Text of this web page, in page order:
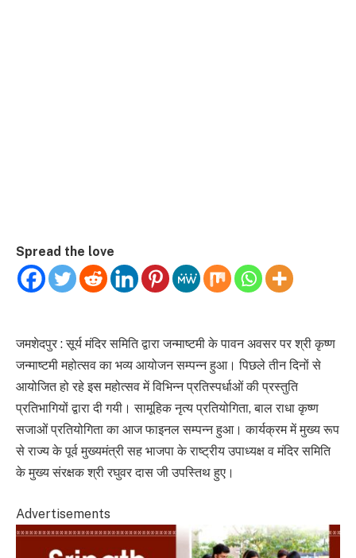
Spread the love
जमशेदपुर : सूर्य मंदिर समिति द्वारा जन्माष्टमी के पावन अवसर पर श्री कृष्ण
जन्माष्टमी महोत्सव का भव्य आयोजन सम्पन्न हुआ। पिछले तीन दिनों से
आयोजित हो रहे इस महोत्सव में विभिन्न प्रतिस्पर्धाओं की प्रस्तुति
प्रतिभागियों द्वारा दी गयी। सामूहिक नृत्य प्रतियोगिता, बाल राधा कृष्ण
सजाओं प्रतियोगिता का आज फाइनल सम्पन्न हुआ। कार्यक्रम में मुख्य रूप
से राज्य के पूर्व मुख्यमंत्री सह भाजपा के राष्ट्रीय उपाध्यक्ष व मंदिर समिति
के मुख्य संरक्षक श्री रघुवर दास जी उपस्तिथ हुए।
Advertisements